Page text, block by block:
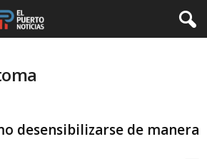
desensibilizarse de manera